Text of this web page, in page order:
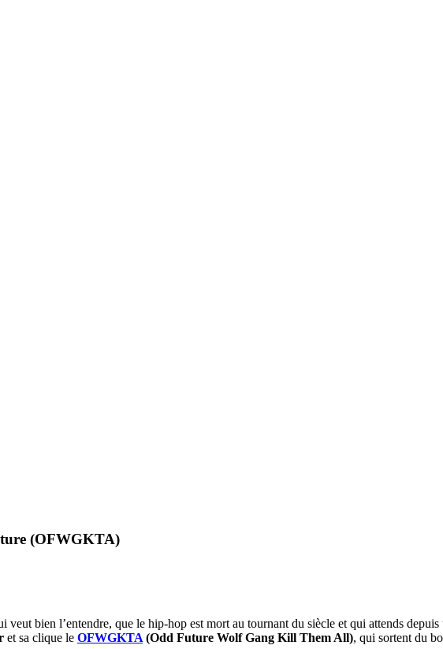
(OFWGKTA)
veut bien l’entendre, que le hip-hop est mort au tournant du siècle et qui attends
et sa clique le OFWGKTA (Odd Future Wolf Gang Kill Them All), qui sortent du